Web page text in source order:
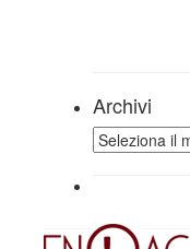
Archivi
Archivi